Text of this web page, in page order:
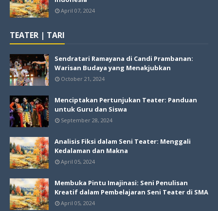
April 07, 2024
TEATER | TARI
Sendratari Ramayana di Candi Prambanan:
Warisan Budaya yang Menakjubkan
October 21, 2024
Menciptakan Pertunjukan Teater: Panduan
untuk Guru dan Siswa
September 28, 2024
Analisis Fiksi dalam Seni Teater: Menggali
Kedalaman dan Makna
April 05, 2024
Membuka Pintu Imajinasi: Seni Penulisan
Kreatif dalam Pembelajaran Seni Teater di SMA
April 05, 2024